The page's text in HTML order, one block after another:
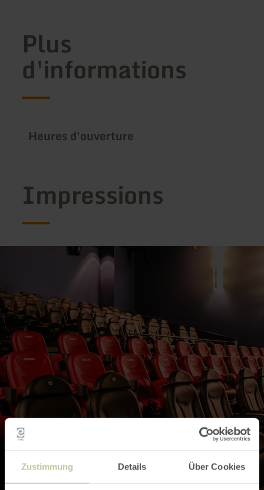
Zustimmung Details Über Cookies
Plus
d'informations
Heures d'ouverture
Impressions